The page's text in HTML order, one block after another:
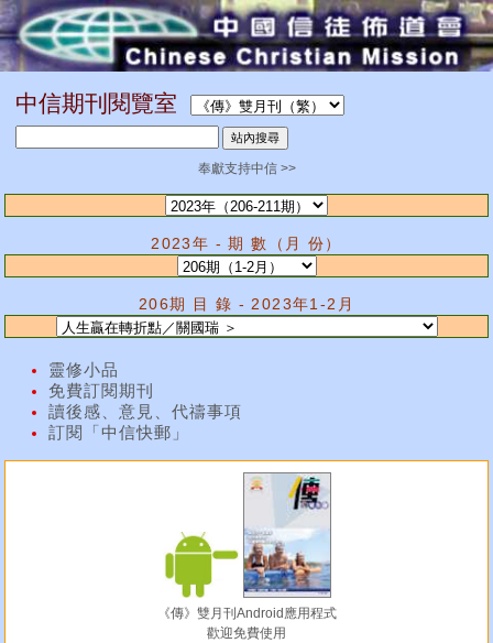
中信期刊閱覽室
奉獻支持中信 >>
2023年 - 期 數（月 份）
206期 目 錄 - 2023年1-2月
靈修小品
免費訂閱期刊
讀後感、意見、代禱事項
訂閱「中信快郵」
《傳》雙月刊Android應用程式
歡迎免費使用